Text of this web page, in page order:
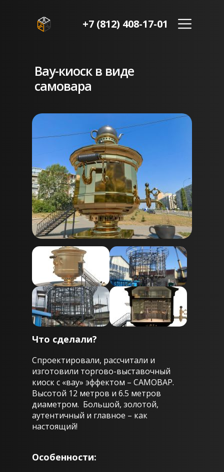
+7 (812) 408-17-01
Вау-киоск в виде
самовара
Что сделали?
Спроектировали, рассчитали и
изготовили торгово-выставочный
киоск с «вау» эффектом – САМОВАР.
Высотой 12 метров и 6.5 метров
диаметром. Большой, золотой,
аутентичный и главное – как
настоящий!
Особенности: